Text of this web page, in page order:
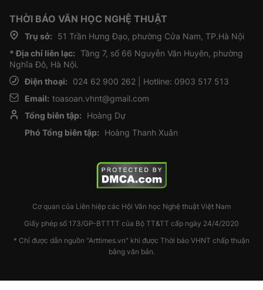
THỜI BÁO VĂN HỌC NGHỆ THUẬT
Trụ sở:
51 Trần Hưng Đạo, phường Cửa Nam, TP.Hà Nội
* Địa chỉ liên lạc: Tầng 7, số 66 Nguyễn Văn Huyên, phường
Nghĩa Đô, Hà Nội.
Điện thoại:
024 62 900 262 | Hotline: 0903 517 513
Email: toasoan.vhnt@gmail.com
Tổng biên tập:
Hoàng Dự
Phó Tổng biên tập:
Hoàng Thanh Xuân
Cơ quan của Liên hiệp các Hội Văn học Nghệ thuật Việt Nam
Giấy phép số 173/GP-BTTTT của Bộ TT&TT cấp ngày 24/4/2020
* Chỉ được dẫn nguồn "Arttimes.vn" khi được Thời báo VHNT chấp thuận
bằng văn bản.